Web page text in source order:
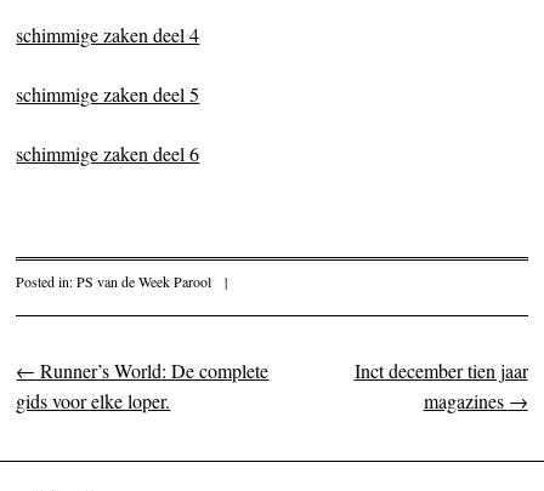
schimmige zaken deel 4
schimmige zaken deel 5
schimmige zaken deel 6
Posted in:PS van de Week Parool |
Post navigation
← Runner’s World: De complete
gids voor elke loper.
Inct december tien jaar
magazines →